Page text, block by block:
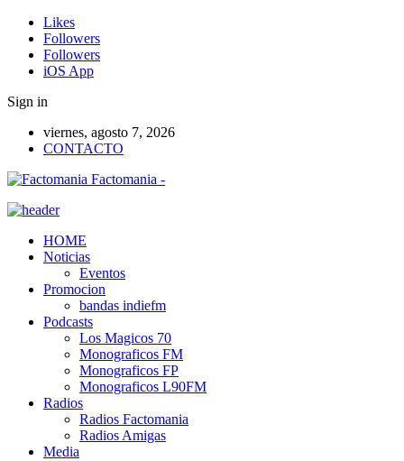
Likes
Followers
Followers
iOS App
Sign in
viernes, agosto 7, 2026
CONTACTO
Factomania -
HOME
Noticias
Eventos
Promocion
bandas indiefm
Podcasts
Los Magicos 70
Monograficos FM
Monograficos FP
Monograficos L90FM
Radios
Radios Factomania
Radios Amigas
Media